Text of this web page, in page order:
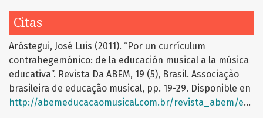
Citas
Aróstegui, José Luis (2011). “Por un currículum
contrahegemónico: de la educación musical a la música
educativa”. Revista Da ABEM, 19 (5), Brasil. Associação
brasileira de educação musical, pp. 19-29. Disponible en
http://abemeducacaomusical.com.br/revista_abem/ed25/revista25_artigo2.pdf